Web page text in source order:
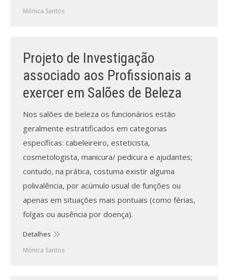
Mónica Santos
Projeto de Investigação
associado aos Profissionais a
exercer em Salões de Beleza
Nos salões de beleza os funcionários estão
geralmente estratificados em categorias
específicas: cabeleireiro, esteticista,
cosmetologista, manicura/ pedicura e ajudantes;
contudo, na prática, costuma existir alguma
polivalência, por acúmulo usual de funções ou
apenas em situações mais pontuais (como férias,
folgas ou ausência por doença).
Detalhes
Mónica Santos